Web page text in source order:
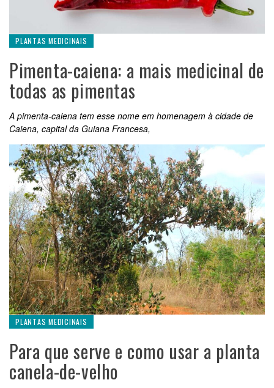
PLANTAS MEDICINAIS
Pimenta-caiena: a mais medicinal de
todas as pimentas
A pimenta-caiena tem esse nome em homenagem à cidade de
Caiena, capital da Guiana Francesa,
PLANTAS MEDICINAIS
Para que serve e como usar a planta
canela-de-velho